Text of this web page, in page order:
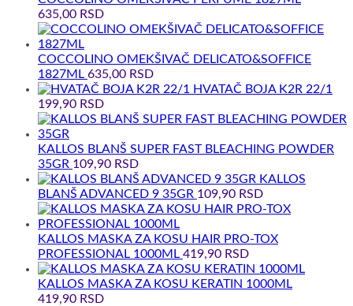
635,00 RSD
COCCOLINO OMEKŠIVAČ DELICATO&SOFFICE
1827ML 635,00 RSD
HVATAČ BOJA K2R 22/1
199,90 RSD
KALLOS BLANŠ SUPER FAST BLEACHING POWDER
35GR 109,90 RSD
KALLOS
BLANŠ ADVANCED 9 35GR 109,90 RSD
KALLOS MASKA ZA KOSU HAIR PRO-TOX
PROFESSIONAL 1000ML 419,90 RSD
KALLOS MASKA ZA KOSU KERATIN 1000ML
419,90 RSD